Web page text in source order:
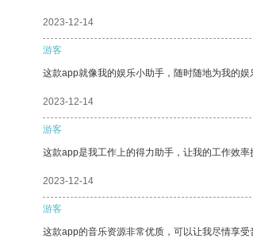
2023-12-14
游客
这款app就像我的娱乐小助手，随时随地为我的娱
2023-12-14
游客
这款app是我工作上的得力助手，让我的工作效
2023-12-14
游客
这款app的音乐资源非常优质，可以让我尽情享受